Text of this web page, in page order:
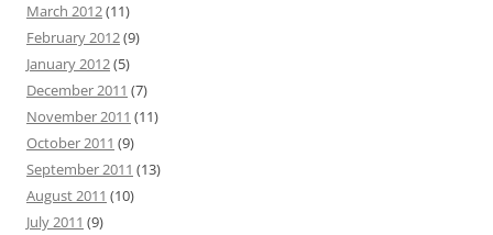
March 2012(11)
February 2012(9)
January 2012(5)
December 2011 (7)
November 2011 (11)
October 2011 (9)
September 2011 (13)
August 2011 (10)
July 2011 (9)